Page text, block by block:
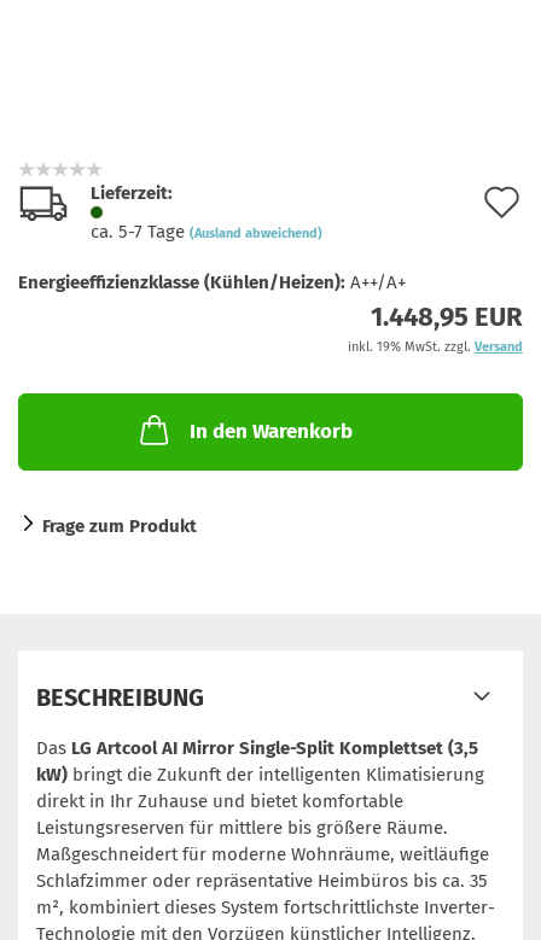
Lieferzeit:
ca. 5-7 Tage (Ausland abweichend)
Energieeffizienzklasse (Kühlen/Heizen): A++/A+
1.448,95 EUR
inkl. 19% MwSt. zzgl. Versand
In den Warenkorb
Frage zum Produkt
BESCHREIBUNG
Das LG Artcool AI Mirror Single-Split Komplettset (3,5
kW) bringt die Zukunft der intelligenten Klimatisierung
direkt in Ihr Zuhause und bietet komfortable
Leistungsreserven für mittlere bis größere Räume.
Maßgeschneidert für moderne Wohnräume, weitläufige
Schlafzimmer oder repräsentative Heimbüros bis ca. 35
m², kombiniert dieses System fortschrittlichste Inverter-
Technologie mit den Vorzügen künstlicher Intelligenz.